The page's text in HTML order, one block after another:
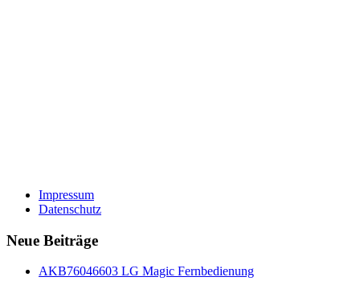
Impressum
Datenschutz
Neue Beiträge
AKB76046603 LG Magic Fernbedienung